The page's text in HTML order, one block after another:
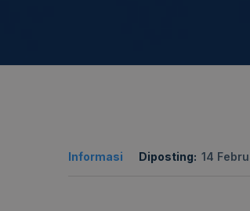
Informasi Diposting: 14